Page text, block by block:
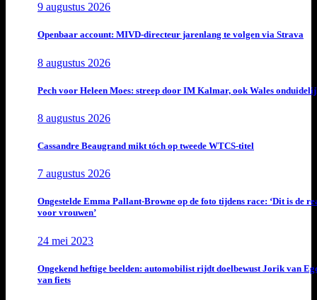
9 augustus 2026
Openbaar account: MIVD-directeur jarenlang te volgen via Strava
8 augustus 2026
Pech voor Heleen Moes: streep door IM Kalmar, ook Wales
8 augustus 2026
Cassandre Beaugrand mikt tóch op tweede WTCS-titel
7 augustus 2026
Ongestelde Emma Pallant-Browne op de foto tijdens race: ‘Dit is de
voor vrouwen’
24 mei 2023
Ongekend heftige beelden: automobilist rijdt doelbewust Jorik van
van fiets